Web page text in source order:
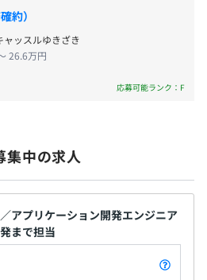
、子ども手当1人～３人）
禍の中でも満額の賞与が支給さ
す。
約）
ッスルゆきざき
26.6万円
応募可能ランク：F
集中の求人
アプリケーション開発エンジニア
まで担当